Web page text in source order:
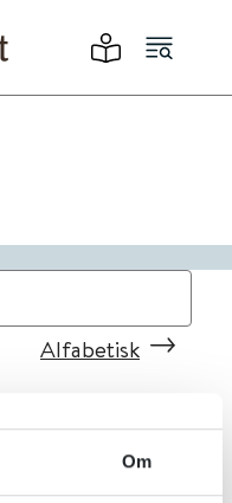
Om
Alfabetisk